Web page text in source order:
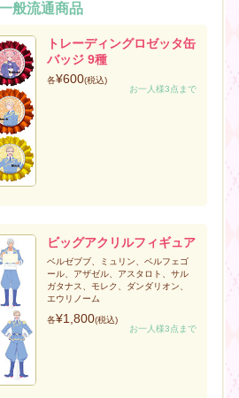
般流通商品
トレーディングロゼッタ缶
バッジ 9種
各¥600(税込)
お一人様3点まで
ビッグアクリルフィギュア
ベルゼブブ、ミュリン、ベルフェゴ
ール、アザゼル、アスタロト、サル
ガタナス、モレク、ダンダリオン、
エウリノーム
各¥1,800(税込)
お一人様3点まで